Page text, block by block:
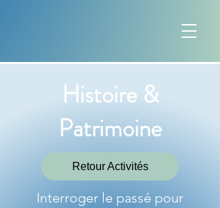
Histoire &
Patrimoine
Retour Activités
Interroger le passé pour